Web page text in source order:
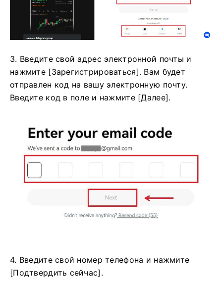
3. Введите свой адрес электронной почты и
нажмите [Зарегистрироваться]. Вам будет
отправлен код на вашу электронную почту.
Введите код в поле и нажмите [Далее].
4. Введите свой номер телефона и нажмите
[Подтвердить сейчас].